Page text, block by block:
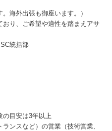
海外出張も御座います。）
おり、ご希望や適性を踏まえアサ
統括部
目安は3年以上
ンスなど）の営業（技術営業、